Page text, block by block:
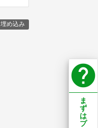
埋め込み
help
ま
ず
は
プ